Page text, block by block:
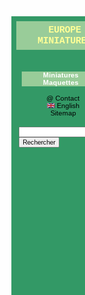
EUROPE
Miniatures
Maquettes
@ Contact
English
Sitemap